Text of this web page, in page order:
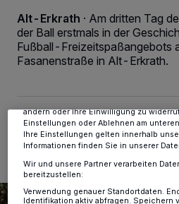
Alt-Erkrath · Am dritten Tag
der Ball erstmals in der
Fußball-Freizeitspaßangebots
Fasanenstraße in Alt-Erkrath.
07.08.2025 , 12:18 Uhr 2
Wir und unsere218-Partner speichern
personenbezogene Daten wie
Kennungen auf Ihrem Gerät zu. Durch
Tracking-Technologien für die unter
verarbeiten Daten, um Ihnen Dienste
ändern oder Ihre Einwilligung zu
Einstellungen oder Ablehnen am
Ihre Einstellungen gelten innerhalb
Informationen finden Sie in unserer
Wir und unsere Partner verarbeiten
bereitzustellen:
Verwendung genauer Standortdaten.
Identifikation aktiv abfragen. Speichern